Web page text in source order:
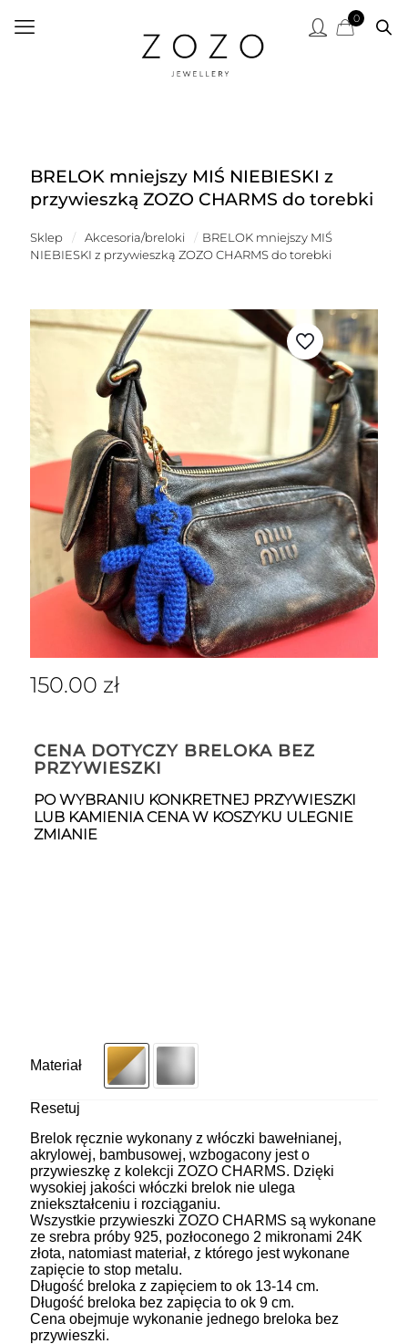
0
BRELOK mniejszy MIŚ NIEBIESKI z
przywieszką ZOZO CHARMS do torebki
Sklep / Akcesoria/breloki / BRELOK mniejszy MIŚ
NIEBIESKI z przywieszką ZOZO CHARMS do torebki
150.00 zł
CENA DOTYCZY BRELOKA BEZ
PRZYWIESZKI
PO WYBRANIU KONKRETNEJ PRZYWIESZKI
LUB KAMIENIA CENA W KOSZYKU ULEGNIE
ZMIANIE
Materiał
Resetuj
Brelok ręcznie wykonany z włóczki bawełnianej,
akrylowej, bambusowej, wzbogacony jest o
przywieszkę z kolekcji ZOZO CHARMS. Dzięki
wysokiej jakości włóczki brelok nie ulega
zniekształceniu i rozciąganiu.
Wszystkie przywieszki ZOZO CHARMS są wykonane
ze srebra próby 925, pozłoconego 2 mikronami 24K
złota, natomiast materiał, z którego jest wykonane
zapięcie to stop metalu.
Długość breloka z zapięciem to ok 13-14 cm.
Długość breloka bez zapięcia to ok 9 cm.
Cena obejmuje wykonanie jednego breloka bez
przywieszki.